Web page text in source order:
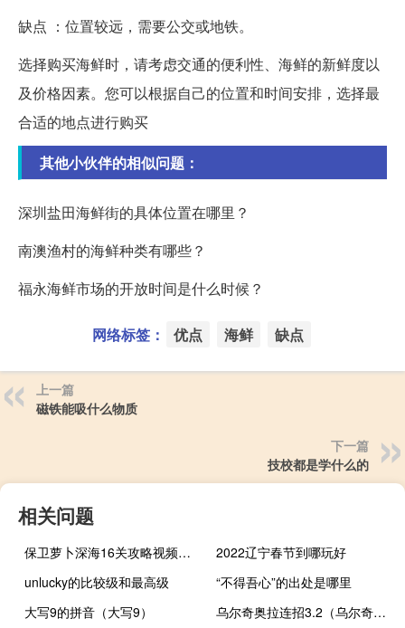
缺点 ：位置较远，需要公交或地铁。
选择购买海鲜时，请考虑交通的便利性、海鲜的新鲜度以
及价格因素。您可以根据自己的位置和时间安排，选择最
合适的地点进行购买
其他小伙伴的相似问题：
深圳盐田海鲜街的具体位置在哪里？
南澳渔村的海鲜种类有哪些？
福永海鲜市场的开放时间是什么时候？
网络标签： 优点 海鲜 缺点
上一篇
磁铁能吸什么物质
下一篇
技校都是学什么的
相关问题
保卫萝卜深海16关攻略视频（保卫萝卜深海16）
2022辽宁春节到哪玩好
unlucky的比较级和最高级
“不得吾心”的出处是哪里
大写9的拼音（大写9）
乌尔奇奥拉连招3.2（乌尔奇奥拉连招）